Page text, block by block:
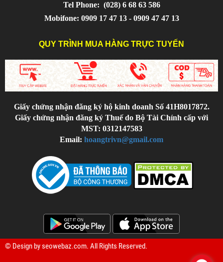
Tel Phone: (028) 6 68 63 586
Mobifone: 0909 17 47 13 - 0909 47 47 13
QUY TRÌNH MUA HÀNG TRỰC TUYẾN
Giấy chứng nhận đăng ký hộ kinh doanh Số 41H8017872.
Giấy chứng nhận đăng ký Thuế do Bộ Tài Chính cấp với
MST: 0312147583
Email: hoangtrivn@gmail.com
© Design byseowebaz.com. All Rights Reserved.